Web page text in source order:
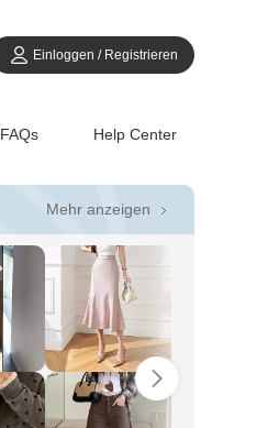
Einloggen / Registrieren
FAQs Help Center
Mehr anzeigen 